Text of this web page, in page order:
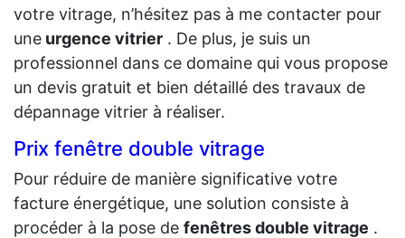
votre vitrage, n’hésitez pas à me contacter pour
une urgence vitrier . De plus, je suis un
professionnel dans ce domaine qui vous propose
un devis gratuit et bien détaillé des travaux de
dépannage vitrier à réaliser.
Prix fenêtre double vitrage
Pour réduire de manière significative votre
facture énergétique, une solution consiste à
procéder à la pose de fenêtres double vitrage .